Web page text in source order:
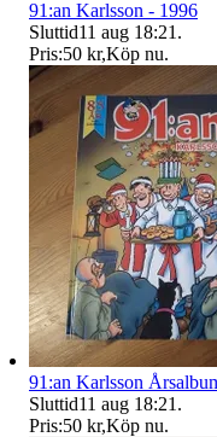
91:an Karlsson - 1996
Sluttid11 aug 18:21 .
Pris:50 kr,Köp nu.
91:an Karlsson
Sluttid11 aug 18:21 .
Pris:50 kr,Köp nu.